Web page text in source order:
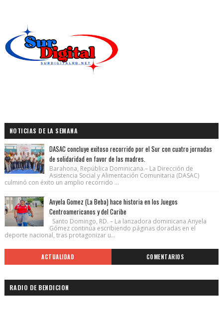
NOTICIAS DE LA SEMANA
DASAC concluye exitoso recorrido por el Sur con cuatro jornadas
de solidaridad en favor de las madres.
Barahona, República Dominicana.– La Dirección de
Asistencia Social y Alimentación Comunitaria (DASAC)
culminó con éxito un amplio recorrido ...
Anyela Gomez (La Beba) hace historia en los Juegos
Centroamericanos y del Caribe
Santo Domingo, RD. – La lanzadora dominicana Anyela
Gómez continúa escribiendo páginas doradas en el
deporte nacional, tras protagonizar u...
ACTUALIDAD COMENTARIOS
RADIO DE BENDICION